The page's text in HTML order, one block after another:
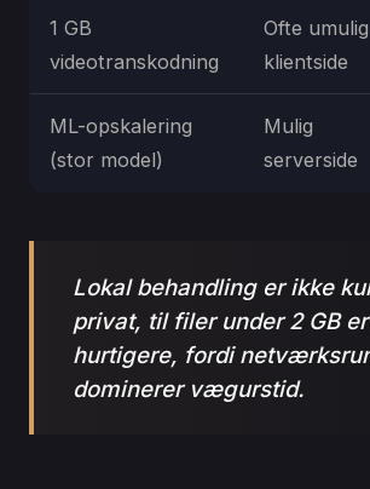
1 GB
videotranskodning
Ofte umulig
klientside
ML-opskalering
(stor model)
Mulig
serverside
Lokal behandling er ikke
privat, til filer under 2 GB
hurtigere, fordi
dominerer vægurstid.